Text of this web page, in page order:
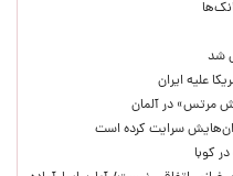
شد
علیه ایران
مرتس» در آلمان
سرایت کرده است
کوبا